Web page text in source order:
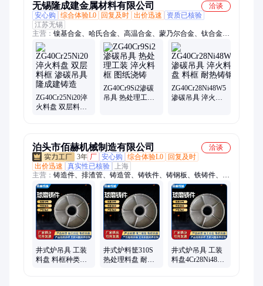
无锡隆成建金属材料有限公司
洽谈
安心购
综合体验L0 回复及时 出价迅速
资质已核验
江苏无锡
主营： 镍基合金、哈氏合金、高温合金、蒙乃尔合金、钛合金、
铜镍合金、双相钢、沉淀硬化钢、耐热钢铸件、圆钢、钢板、无
缝管、纯镍板、不锈钢
ZG40Cr25Ni20淬
火料盘 双层料框
ZG40Cr9Si2渗碳
吊具 热处理工装
ZG40Cr28Ni48W5
渗碳吊具 淬火料
泊头市佰赫机械制造有限公司
洽谈
3年 厂 安心购 综合体验L0
回复及时
出价迅速
真实性已核验
上海
主营： 铸造件、排渣管、铸造管、铸铁件、铸钢板、铁铸件、输
送辊、耐热舟、铸钢件、下底板、钢铸件、灰铁件、炉台板、还
原罐、耐热钢、导向板、耐磨管、下料管、耐磨钢、泡沫模、挡
砖圈、斜口管、炉底板、压铸件、灰铸铁
井式炉吊具 工装
料盘 料框种类多
井式炉料筐310S
热处理料盘 耐热
井式炉吊具 工装
料盘4Cr28Ni48W5